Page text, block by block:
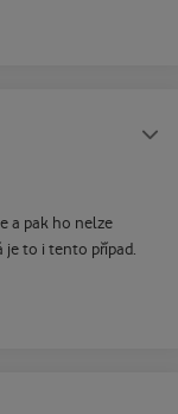
a pak ho nelze
je to i tento případ.